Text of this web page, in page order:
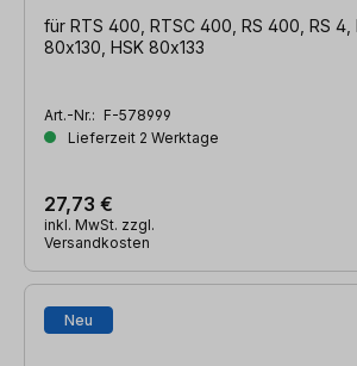
für RTS 400, RTSC 400, RS 400, RS 4,
80x130, HSK 80x133
Art.-Nr.: F-578999
Lieferzeit 2 Werktage
27,73 €
inkl. MwSt. zzgl.
Versandkosten
Neu